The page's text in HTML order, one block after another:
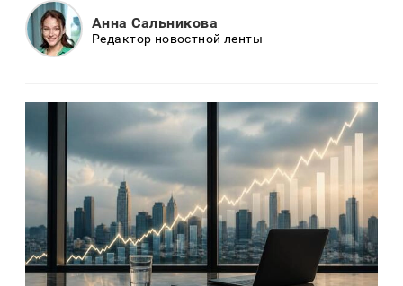
Анна Сальникова
Редактор новостной ленты